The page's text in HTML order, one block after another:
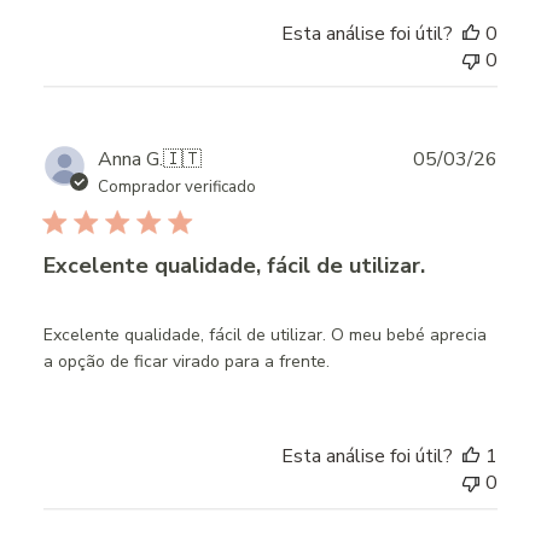
Esta análise foi útil?
0
0
Anna G.🇮🇹
Comprador verificado
Excelente qualidade, fácil de utilizar.
Excelente qualidade, fácil de utilizar. O meu bebé aprecia
a opção de ficar virado para a frente.
05/03/26
Esta análise foi útil?
1
0